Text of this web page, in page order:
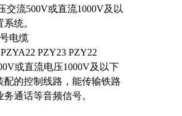
交流500V或直流1000V及以
统。
电缆
PZY23 PZY22
或直流电压1000V及以下
的控制线路，能传输铁路
通话等音频信号。